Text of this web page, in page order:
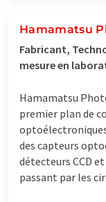
Hamamatsu
Fabricant,
mesure en
Hamamatsu
premier plan de
des capteurs
détecteurs CCD
passant par les